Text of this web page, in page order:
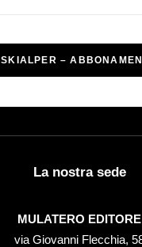
SKIALPER –
La nostra sede
MULATERO EDITORE
via Giovanni Flecchia,